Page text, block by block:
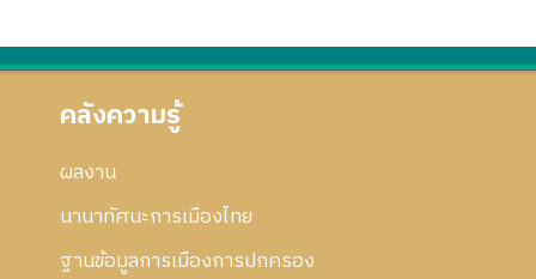
คลังความรู้
ผลงาน
นานาทัศนะการเมืองไทย
ฐานข้อมูลการเมืองการปกครอง